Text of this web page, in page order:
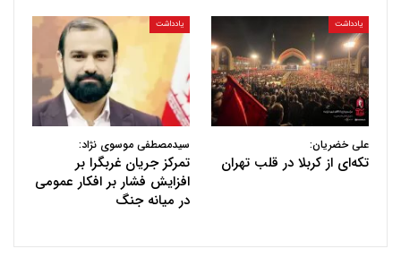
یادداشت
علی خضریان:
تکه‌ای از کربلا در قلب تهران
یادداشت
سیدمصطفی موسوی نژاد:
تمرکز جریان غربگرا بر
افزایش فشار بر افکار عمومی
در میانه جنگ